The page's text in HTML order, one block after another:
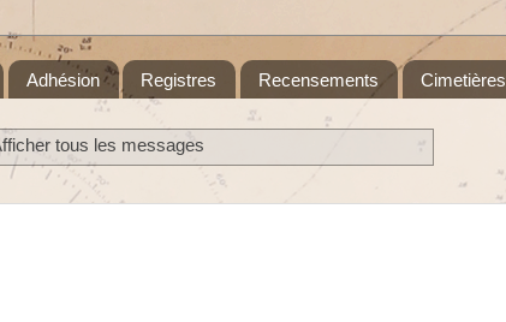
Adhésion Registres Recensements Cimetières
tous les messages